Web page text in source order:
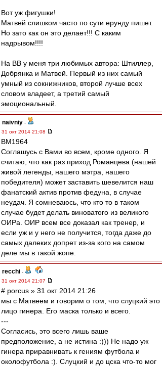
Вот уж фигушки!
Матвей слишком часто по сути ерунду пишет.
Но зато как он это делает!!! С каким
надрывом!!!!
На ВВ у меня три любимых автора: Штиллер,
Добрянка и Матвей. Первый из них самый
умный из сокнижников, второй лучше всех
словом владеет, а третий самый
эмоциональный.
naivniy -
31 окт 2014 21:08
BM1964
Соглашусь с Вами во всем, кроме одного. Я
считаю, что как раз приход Романцева (нашей
живой легенды, нашего мэтра, нашего
победителя) может заставить шевелится наш
фанатский актив против федуна, в случае
неудач. Я сомневаюсь, что кто то в таком
случае будет делать виноватого из великого
ОИРа. ОИР всем все доказал как тренер, и
если уж и у него не получится, тогда даже до
самых далеких допрет из-за кого на самом
деле мы в такой жопе.
recchi -
31 окт 2014 21:07
# porcus » 31 окт 2014 21:26
мы с Матвеем и говорим о том, что слуцкий это
лицо гинера. Его маска только и всего.
---
Согласись, это всего лишь ваше
предположение, а не истина :))) Не надо уж
гинера приравнивать к гениям футбола и
околофутбола :). Слуцкий и до цска что-то мог